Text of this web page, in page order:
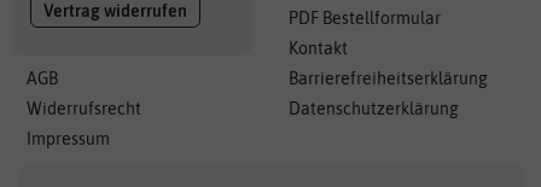
Vertrag widerrufen
AGB
Widerrufsrecht
Impressum
PDF Bestellformular
Kontakt
Barrierefreiheitserklärung
Datenschutzerklärung